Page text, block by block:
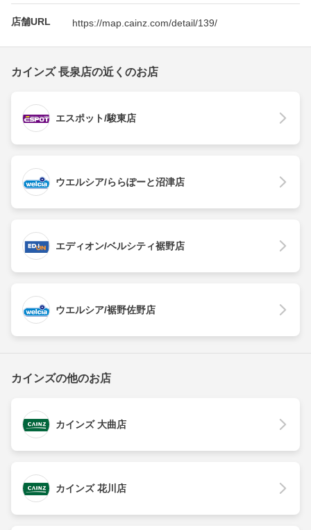
店舗URL https://map.cainz.com/detail/139/
カインズ 長泉店の近くのお店
エスポット/駿東店
ウエルシア/ららぽーと沼津店
エディオン/ベルシティ裾野店
ウエルシア/裾野佐野店
カインズの他のお店
カインズ 大曲店
カインズ 花川店